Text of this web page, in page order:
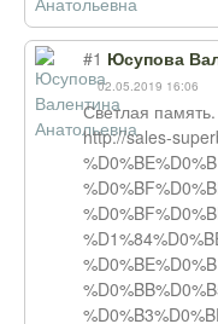
#1 Юсупова
02.05.2019 16:06
Светлая
http://sales-